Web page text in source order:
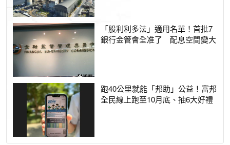
「股利利多法」適用名單！首批7
銀行金管會全准了 配息空間變大
跑40公里就能「邦助」公益！富邦
全民線上跑至10月底、抽6大好禮